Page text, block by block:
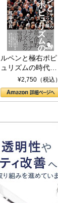
ルペンと極右ポピ
ュリズムの時代：
〈ヤヌス〉の二つ
の顔
¥2,750（税込）